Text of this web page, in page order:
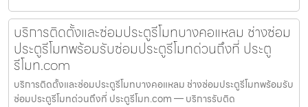
บริการติดตั้งและซ่อมประตูรีโมทบางคอแหลม ช่างซ่อม
ประตูรีโมทพร้อมรับซ่อมประตูรีโมทด่วนถึงที่ ประตู
รีโมท.com
บริการติดตั้งและซ่อมประตูรีโมทบางคอแหลม ช่างซ่อมประตูรีโมทพร้อมรับ
ซ่อมประตูรีโมทด่วนถึงที่ ประตูรีโมท.com — บริการรับติด